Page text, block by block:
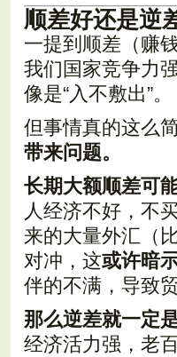
顺差好还是逆
一提到顺差（赚
我们国家竞争力
像是“入不敷出”。
但事情真的这么
带来问题。
长期大额顺差可
人经济不好，不
来的大量外汇（
对冲，这或许暗
伴的不满，导致
那么逆差就一定
经济活力强，老